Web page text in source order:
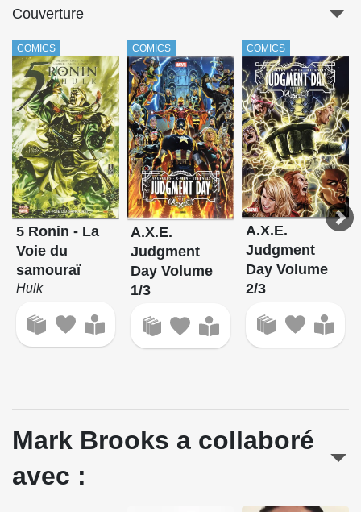
Couverture
COMICS
5 Ronin - La
Voie du
samouraï
Hulk
COMICS
A.X.E.
Judgment
Day Volume
1/3
COMICS
A.X.E.
Judgment
Day Volume
2/3
Mark Brooks a collaboré
avec :